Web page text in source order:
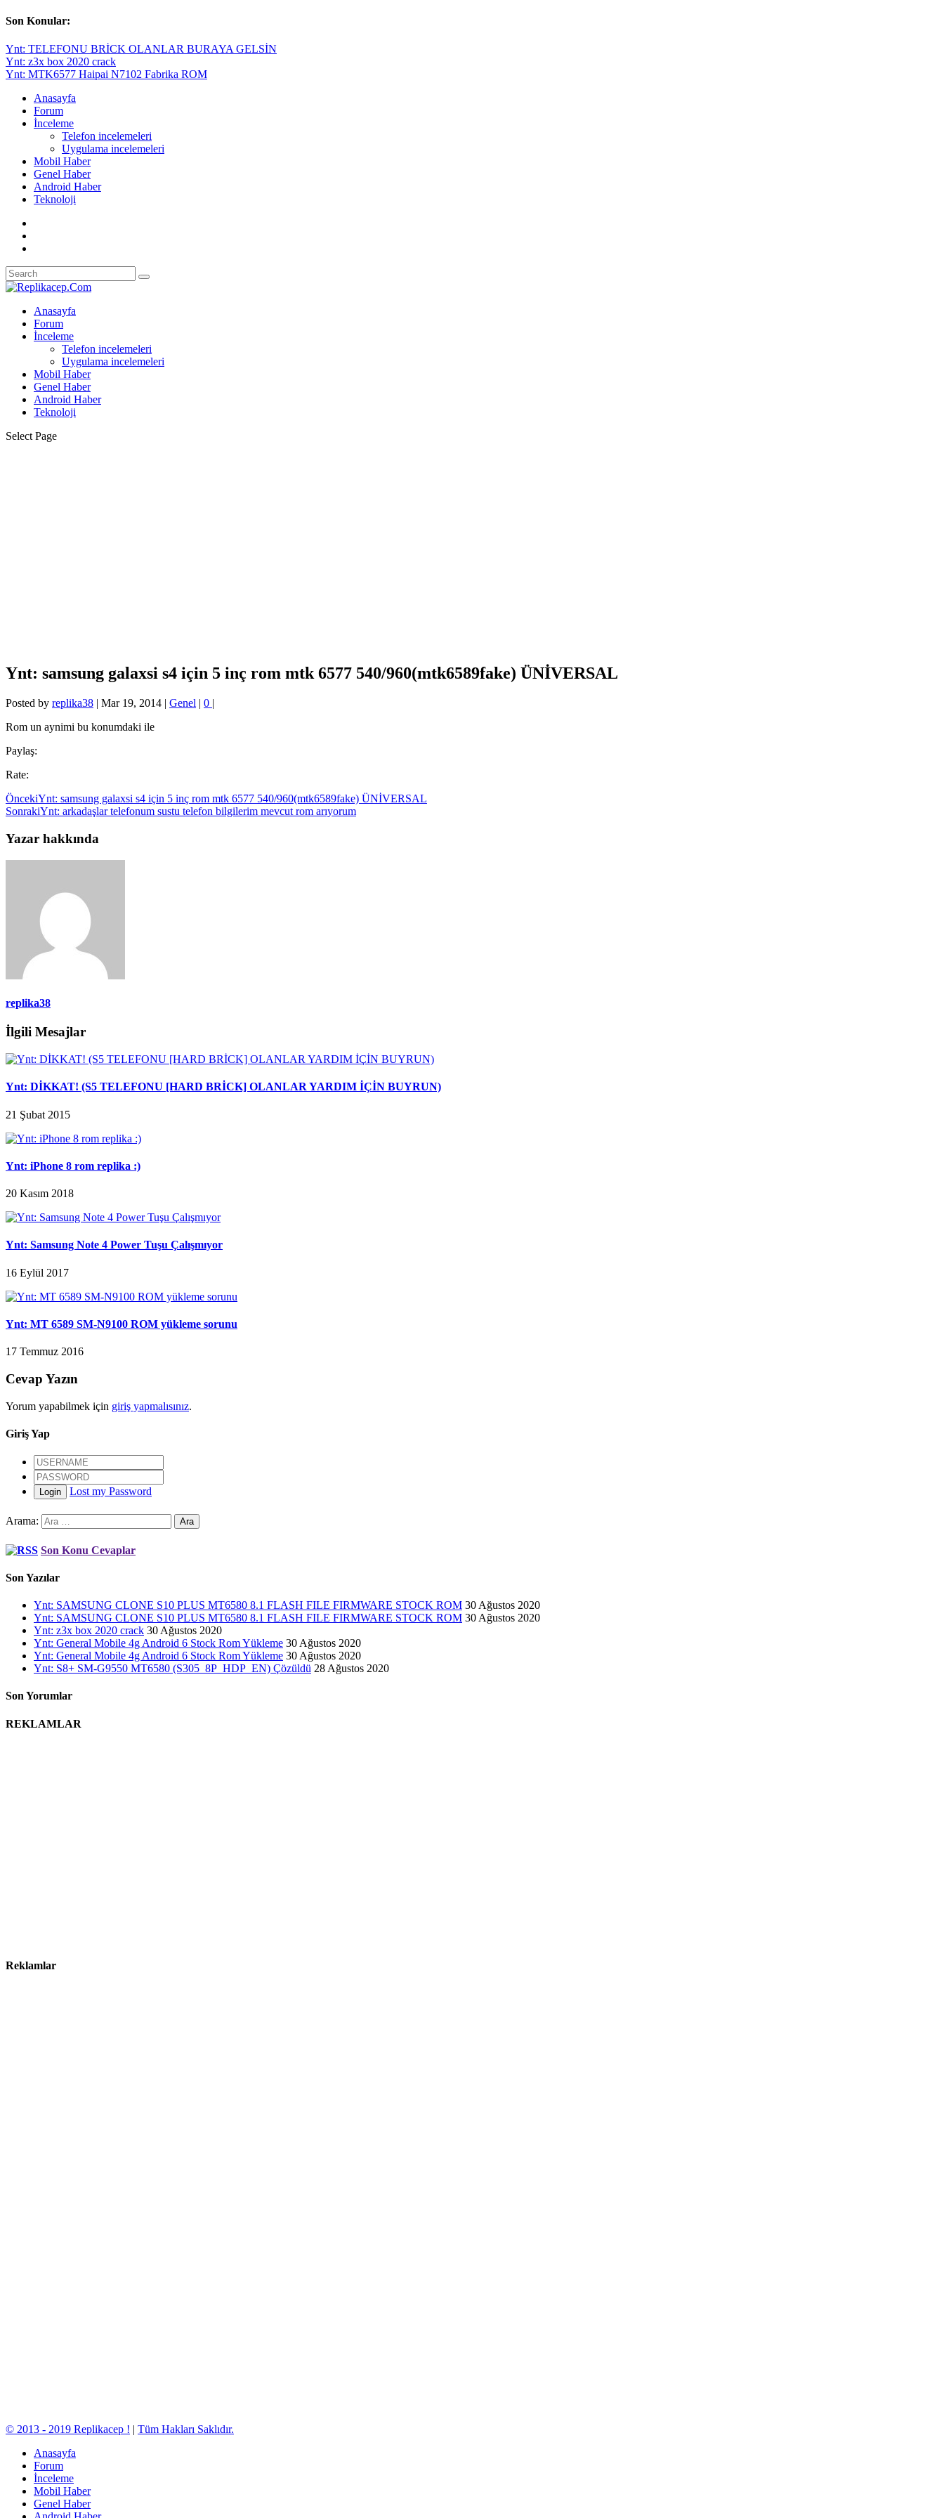
Son Konular:
Ynt: TELEFONU BRİCK OLANLAR BURAYA GELSİN
Ynt: z3x box 2020 crack
Ynt: MTK6577 Haipai N7102 Fabrika ROM
Anasayfa
Forum
İnceleme
Telefon incelemeleri
Uygulama incelemeleri
Mobil Haber
Genel Haber
Android Haber
Teknoloji
Anasayfa
Forum
İnceleme
Telefon incelemeleri
Uygulama incelemeleri
Mobil Haber
Genel Haber
Android Haber
Teknoloji
Select Page
Ynt: samsung galaxsi s4 için 5 inç rom mtk 6577 540/960(mtk6589fake) ÜNİVERSAL
Posted by replika38 | Mar 19, 2014 | Genel | 0 |
Rom un aynimi bu konumdaki ile
Paylaş:
Rate:
ÖncekiYnt: samsung galaxsi s4 için 5 inç rom mtk 6577 540/960(mtk6589fake) ÜNİVERSAL
SonrakiYnt: arkadaşlar telefonum sustu telefon bilgilerim mevcut rom arıyorum
Yazar hakkında
replika38
İlgili Mesajlar
Ynt: DİKKAT! (S5 TELEFONU [HARD BRİCK] OLANLAR YARDIM İÇİN BUYRUN)
21 Şubat 2015
Ynt: iPhone 8 rom replika :)
20 Kasım 2018
Ynt: Samsung Note 4 Power Tuşu Çalışmıyor
16 Eylül 2017
Ynt: MT 6589 SM-N9100 ROM yükleme sorunu
17 Temmuz 2016
Cevap Yazın
Yorum yapabilmek için giriş yapmalısınız.
Giriş Yap
Login Lost my Password
Arama:
Son Konu Cevaplar
Son Yazılar
Ynt: SAMSUNG CLONE S10 PLUS MT6580 8.1 FLASH FILE FIRMWARE STOCK ROM 30 Ağustos 2020
Ynt: SAMSUNG CLONE S10 PLUS MT6580 8.1 FLASH FILE FIRMWARE STOCK ROM 30 Ağustos 2020
Ynt: z3x box 2020 crack 30 Ağustos 2020
Ynt: General Mobile 4g Android 6 Stock Rom Yükleme 30 Ağustos 2020
Ynt: General Mobile 4g Android 6 Stock Rom Yükleme 30 Ağustos 2020
Ynt: S8+ SM-G9550 MT6580 (S305_8P_HDP_EN) Çözüldü 28 Ağustos 2020
Son Yorumlar
REKLAMLAR
Reklamlar
© 2013 - 2019 Replikacep ! | Tüm Hakları Saklıdır.
Anasayfa
Forum
İnceleme
Mobil Haber
Genel Haber